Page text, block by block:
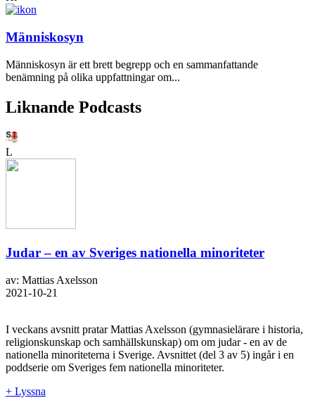
Människosyn
Människosyn är ett brett begrepp och en sammanfattande
benämning på olika uppfattningar om...
Liknande Podcasts
L
Judar – en av Sveriges nationella minoriteter
av: Mattias Axelsson
2021-10-21
I veckans avsnitt pratar Mattias Axelsson (gymnasielärare i historia,
religionskunskap och samhällskunskap) om om judar - en av de
nationella minoriteterna i Sverige. Avsnittet (del 3 av 5) ingår i en
poddserie om Sveriges fem nationella minoriteter.
+ Lyssna